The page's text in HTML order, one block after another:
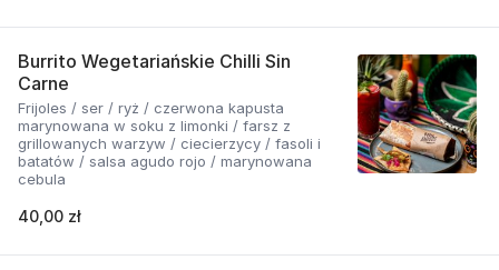
Burrito Wegetariańskie Chilli Sin
Carne
Frijoles / ser / ryż / czerwona kapusta
marynowana w soku z limonki / farsz z
grillowanych warzyw / ciecierzycy / fasoli i
batatów / salsa agudo rojo / marynowana
cebula
40,00 zł